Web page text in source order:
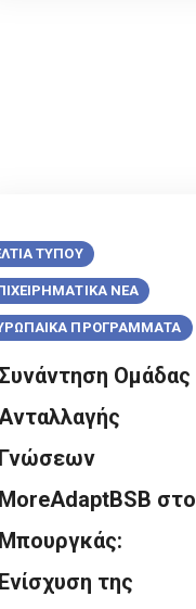
ΤΥΠΟΥ
ΝΕΑ
ΠΡΟΓΡΑΜΜΑΤΑ
Ομάδας
Γνώσεων
MoreAdaptBSB στο
Μπουργκάς:
Ενίσχυση της